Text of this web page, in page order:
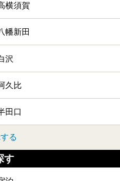
横須賀
幡新田
沢
久比
田口
る
す